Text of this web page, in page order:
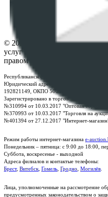
Настройки cookie-файлов
© 2026 Республиканское
услуг "БелЮрОбеспечение" -
правом
Республиканское унитарное предприятие
Юридический адрес: г. Минск, пр-т.
192821149, ОКПО 500111895000
Зарегистрировано в торговом реестре
№310994 от 10.03.2017 "Оптовая торговля
№370993 от 10.03.2017 "Торговля на
№401394 от 27.12.2017 "Интернет-
Режим работы интернет-магазина e-
Понедельник – пятница: с 9:00 до 18:00,
Суббота, воскресенье - выходной
Адреса филиалов и контактые телефоны:
Брест, Витебск Гомель Гродно Могилёв
Лица, уполномоченные на рассмотрение
предусмотренных законодательством о